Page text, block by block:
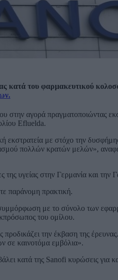
κατά του φαρμακευτικού
στην αγορά πραγματοποιώντας
Efluelda.
εκστρατεία με στόχο την
πολλών κρατών μελών»,
υγείας στην Γερμανία και την
παράνομη πρακτική.
συμμόρφωση με το σύνολο των
του ομίλου.
προδικάζει την έκβαση της
σε καινοτόμα εμβόλια».
κατά της Sanofi κυρώσεις